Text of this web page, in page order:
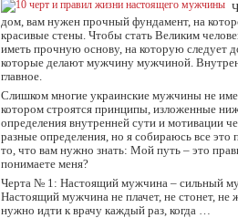
дом, вам нужен прочный фундамент, на
красивые стены. Чтобы стать Великим
иметь прочную основу, на которую следует
которые делают мужчину мужчиной.
главное.
Слишком многие украинские мужчины не
котором строятся принципы, изложенные
определения внутренней сути и мотивации
разные определения, но я собираюсь все это
то, что вам нужно знать: Мой путь – это
понимаете меня?
Черта № 1: Настоящий мужчина – сильный
Настоящий мужчина не плачет, не стонет, не
нужно идти к врачу каждый раз, когда …